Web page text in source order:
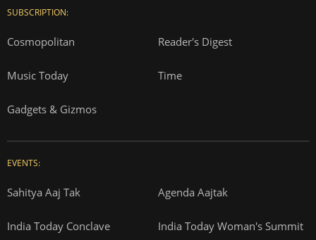
SUBSCRIPTION:
Cosmopolitan Reader's Digest
Music Today Time
Gadgets & Gizmos
EVENTS:
Sahitya Aaj Tak Agenda Aajtak
India Today Conclave India Today Woman's Summit